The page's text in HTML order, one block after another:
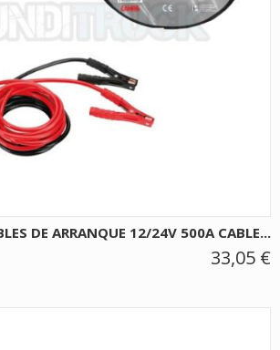
DE ARRANQUE 12/24V 500A CABLE...
33,05 €